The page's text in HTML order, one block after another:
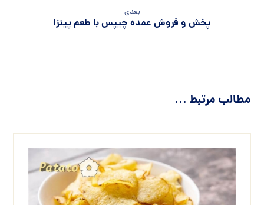
بعدی
پخش و فروش عمده چیپس با طعم پیتزا
مطالب مرتبط ...